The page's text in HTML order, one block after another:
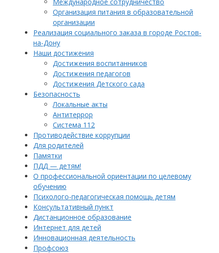
Организация питания в образовательной
организации
Реализация социального заказа в городе Ростов-
на-Дону
Наши достижения
Достижения воспитанников
Достижения педагогов
Достижения Детского сада
Безопасность
Локальные акты
Антитеррор
Система 112
Противодействие коррупции
Для родителей
Памятки
ПДД — детям!
О профессиональной ориентации по целевому
обучению
Психолого-педагогическая помощь детям
Консультативный пункт
Дистанционное образование
Интернет для детей
Инновационная деятельность
Профсоюз